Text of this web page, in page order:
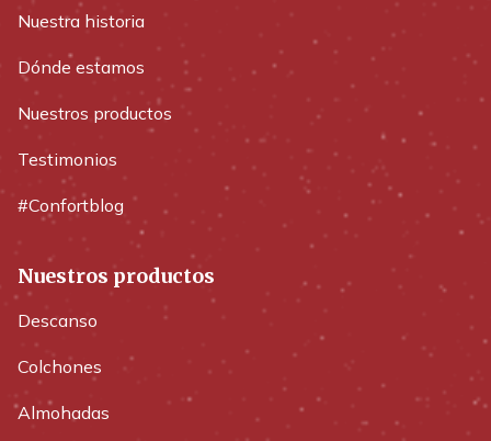
Nuestra historia
Dónde estamos
Nuestros productos
Testimonios
#Confortblog
Nuestros productos
Descanso
Colchones
Almohadas